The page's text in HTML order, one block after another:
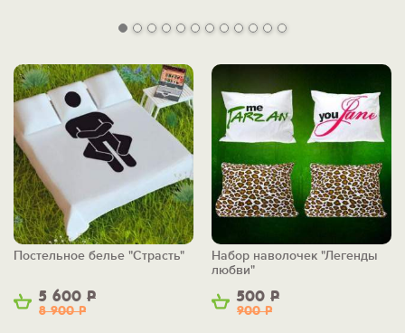
5 600 Р
8 900Р
Постельное белье "Страсть"
500 Р
900Р
Набор наволочек "Легенды
любви"